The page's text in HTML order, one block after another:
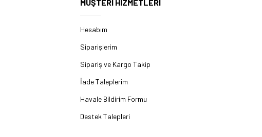
MÜŞTERİ HİZMETLERİ
Hesabım
Siparişlerim
Sipariş ve Kargo Takip
İade Taleplerim
Havale Bildirim Formu
Destek Talepleri